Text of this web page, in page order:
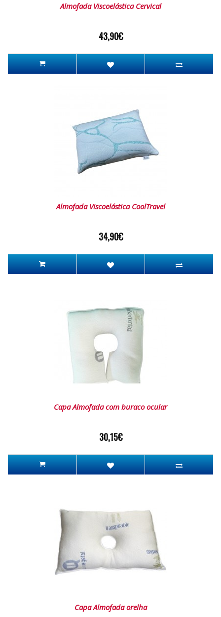
Almofada Viscoelástica Cervical
43,90€
Almofada Viscoelástica CoolTravel
34,90€
Capa Almofada com buraco ocular
30,15€
Capa Almofada orelha